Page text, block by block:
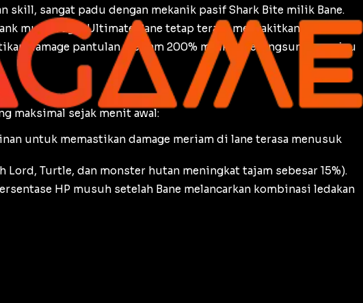
skill, sangat padu dengan mekanik pasif Shark Bite milik Bane.
musuh agar Ultimate Bane tetap terasa menyakitkan.
damage pantulan meriam 200% milik Bane langsung memicu
maksimal sejak menit awal:
untuk memastikan damage meriam di lane terasa menusuk
Lord, Turtle, dan monster hutan meningkat tajam sebesar 15%).
HP musuh setelah Bane melancarkan kombinasi ledakan